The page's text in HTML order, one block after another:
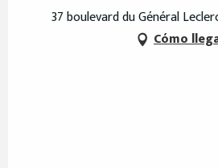
37 boulevard du Général
Cómo